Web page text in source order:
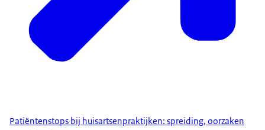
Patiëntenstops bij huisartsenpraktijken: spreiding, oorzaken